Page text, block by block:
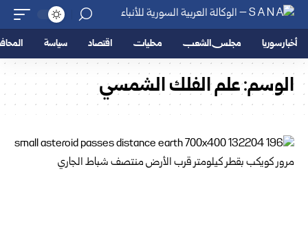
أخبار سوريا مجلس الشعب محليات اقتصاد سياسة
الوسم:علم الفلك الشمسي